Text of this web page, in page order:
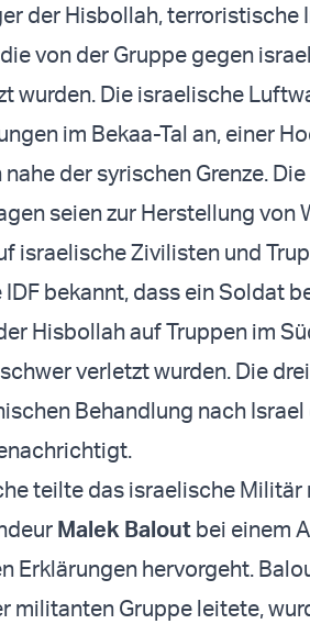
der Hisbollah,
von der Gruppe gegen
wurden. Die israelische
im Bekaa-Tal an, einer
der syrischen Grenze.
seien zur Herstellung von
israelische Zivilisten und
bekannt, dass ein Soldat
Hisbollah auf Truppen im
verletzt wurden. Die
Behandlung nach
teilte das israelische Militär
Malek Balout bei einem
Erklärungen hervorgeht.
militanten Gruppe leitete,